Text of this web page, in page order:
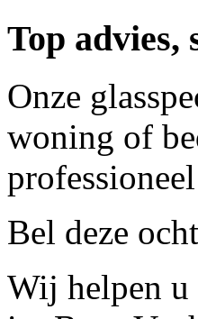
Top advies,
Onze
woning of
Bel deze
Wij helpen u